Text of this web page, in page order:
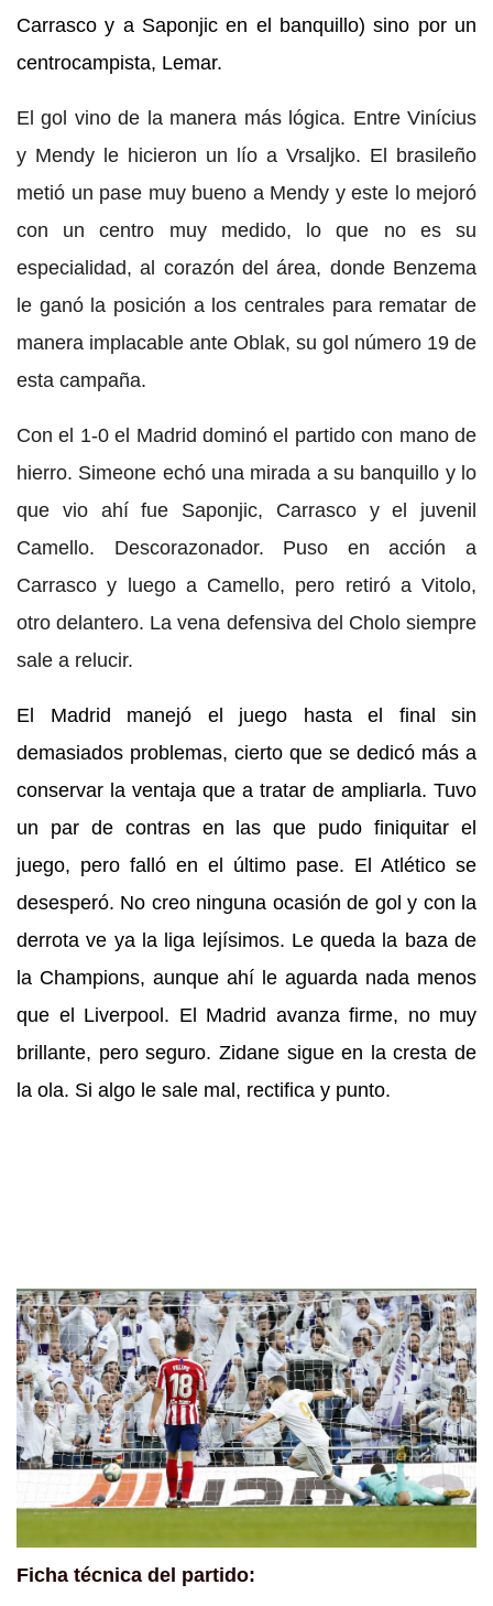
Carrasco y a Saponjic en el banquillo) sino por un
centrocampista, Lemar.
El gol vino de la manera más lógica. Entre Vinícius
y Mendy le hicieron un lío a Vrsaljko. El brasileño
metió un pase muy bueno a Mendy y este lo mejoró
con un centro muy medido, lo que no es su
especialidad, al corazón del área, donde Benzema
le ganó la posición a los centrales para rematar de
manera implacable ante Oblak, su gol número 19 de
esta campaña.
Con el 1-0 el Madrid dominó el partido con mano de
hierro. Simeone echó una mirada a su banquillo y lo
que vio ahí fue Saponjic, Carrasco y el juvenil
Camello. Descorazonador. Puso en acción a
Carrasco y luego a Camello, pero retiró a Vitolo,
otro delantero. La vena defensiva del Cholo siempre
sale a relucir.
El Madrid manejó el juego hasta el final sin
demasiados problemas, cierto que se dedicó más a
conservar la ventaja que a tratar de ampliarla. Tuvo
un par de contras en las que pudo finiquitar el
juego, pero falló en el último pase. El Atlético se
desesperó. No creo ninguna ocasión de gol y con la
derrota ve ya la liga lejísimos. Le queda la baza de
la Champions, aunque ahí le aguarda nada menos
que el Liverpool. El Madrid avanza firme, no muy
brillante, pero seguro. Zidane sigue en la cresta de
la ola. Si algo le sale mal, rectifica y punto.
Ficha técnica del partido: